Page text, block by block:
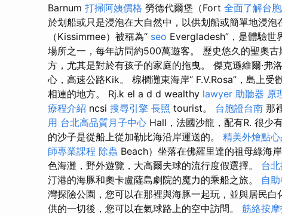
Barnum 打掃阿姨價格 勞德代爾堡（Fort 全面了解台
於划船或只是浸泡在大自然中，以供划船或簡單地浸泡
（Kissimmee）被稱為“ seo Evergladesh”，是體驗世
場所之一，每年訪問約500萬遊客。 歷史悠久的聖奧
方，尤其是對於有孩子的家庭的拖曳。 傑克遜維爾·
心，高速公路Kik。 棕櫚灘東海岸“ F.V.Rosa”，島上
相連的地方。 Rj.k el a d d wealthy lawyer 助聽器 原
療程介紹 ncsi 搜尋引擎 長照 tourist。 台胞證台南 那
用 台北高品質月子中心 Hall，法國沙龍，配有R. 很少
的沙子是從船上從加勒比海沿岸運送的。 精美外燴點
師專業課程 除蟲 Beach）坐落在佛羅里達的祖母綠海
色海灘，野外遊覽，大高爾夫球的流行度假選擇。 台
汀港的海豚和奧卡盧薩島劇院的魔力的乘船之旅。 自
灣探險公園，您可以在那裡與海豚一起玩，並與居民
供的一切後，您可以在氣球路上的空中訪問。 筋絡按